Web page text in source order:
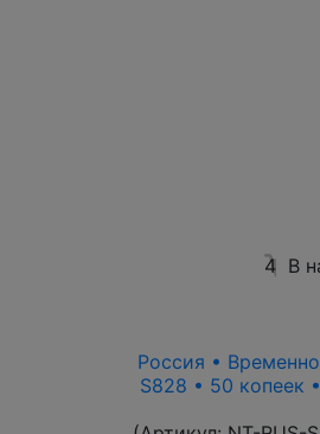
4 В
Россия •
S828 • 50 копеек